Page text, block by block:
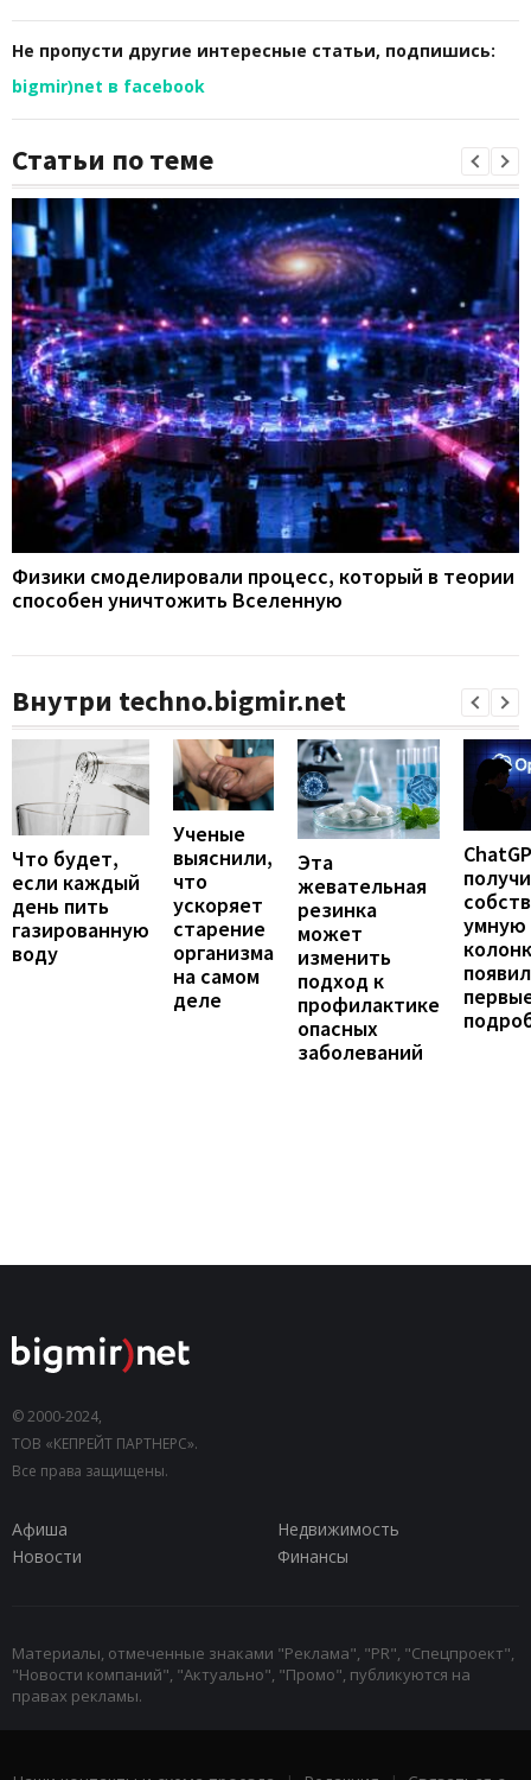
Не пропусти другие интересные статьи, подпишись:
bigmir)net в facebook
Статьи по теме
Физики смоделировали процесс, который в теории
способен уничтожить Вселенную
Внутри techno.bigmir.net
Что будет,
если каждый
день пить
газированную
воду
Ученые
выяснили,
что
ускоряет
старение
организма
на самом
деле
Эта
жевательная
резинка
может
изменить
подход к
профилактике
опасных
заболеваний
умную
© 2000-2024,
ТОВ «КЕПРЕЙТ ПАРТНЕРС».
Все права защищены.
Афиша
Недвижимость
Новости
Финансы
Материалы, отмеченные знаками "Реклама", "PR", "Спецпроект",
"Новости компаний", "Актуально", "Промо", публикуются на
правах рекламы.